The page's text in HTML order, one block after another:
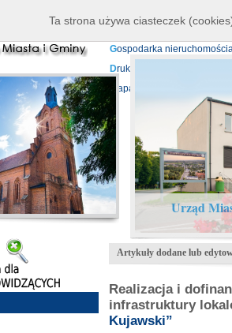
P
rojekty europejskie
Gospodarka
Druki do pobrania
Mapa serwisu
Urząd
Artykuły dodane lub
Realizacja i
infrastruktury
Kujawski”
Ta strona używa ciasteczek